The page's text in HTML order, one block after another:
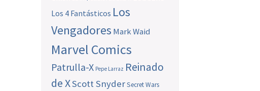
Los 4 Fantásticos Los
Vengadores Mark Waid
Marvel Comics
Patrulla-X Pepe Larraz Reinado
de XScott SnyderSecret Wars